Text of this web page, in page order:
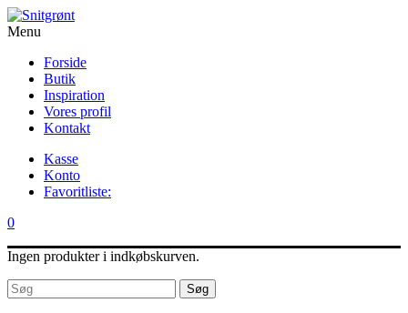
Menu
Forside
Butik
Inspiration
Vores profil
Kontakt
Kasse
Konto
Favoritliste:
0
Ingen produkter i indkøbskurven.
Søg